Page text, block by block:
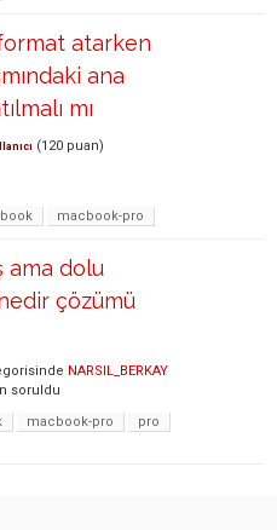
atarken
ana
mı
(120 puan)
macbook-pro
ama dolu
çözümü
NARSIL_BERKAY
soruldu
macbook-pro
pro